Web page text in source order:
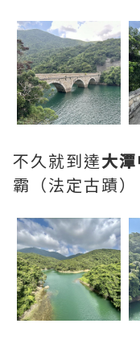
不久就到達大
霸（法定古蹟